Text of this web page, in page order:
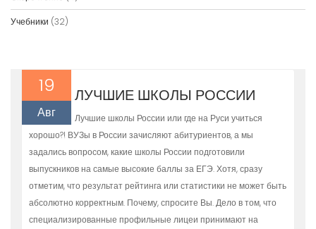
Учебники (32)
19
Авг
ЛУЧШИЕ ШКОЛЫ РОССИИ
Лучшие школы России или где на Руси учиться
хорошо?! ВУЗы в России зачисляют абитуриентов, а мы
задались вопросом, какие школы России подготовили
выпускников на самые высокие баллы за ЕГЭ. Хотя, сразу
отметим, что результат рейтинга или статистики не может быть
абсолютно корректным. Почему, спросите Вы. Дело в том, что
специализированные профильные лицеи принимают на